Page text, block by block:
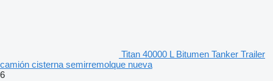
Titan 40000 L Bitumen Tanker Trailer
camión cisterna semirremolque nueva
6